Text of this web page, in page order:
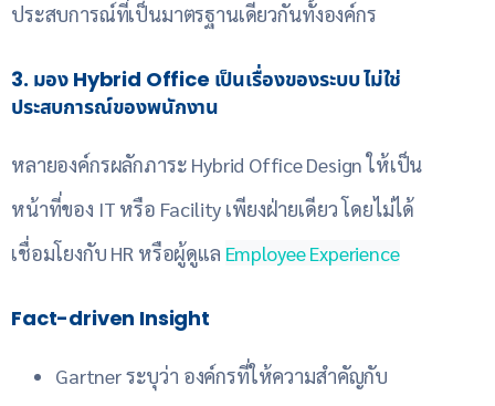
ประสบการณ์ที่เป็นมาตรฐานเดียวกันทั้งองค์กร
3. มอง Hybrid Office เป็นเรื่องของระบบ ไม่ใช่
ประสบการณ์ของพนักงาน
หลายองค์กรผลักภาระ Hybrid Office Design ให้เป็น
หน้าที่ของ IT หรือ Facility เพียงฝ่ายเดียว โดยไม่ได้
เชื่อมโยงกับ HR หรือผู้ดูแล Employee Experience
Fact-driven Insight
Gartner ระบุว่า องค์กรที่ให้ความสำคัญกับ